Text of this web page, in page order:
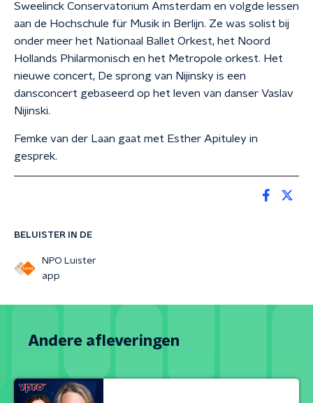
BELUISTER IN DE
NPO Luister
app
Sweelinck Conservatorium Amsterdam en volgde lessen
aan de Hochschule für Musik in Berlijn. Ze was solist bij
onder meer het Nationaal Ballet Orkest, het Noord
Hollands Philarmonisch en het Metropole orkest. Het
nieuwe concert, De sprong van Nijinsky is een
dansconcert gebaseerd op het leven van danser Vaslav
Nijinski.
Femke van der Laan gaat met Esther Apituley in
gesprek.
Andere afleveringen